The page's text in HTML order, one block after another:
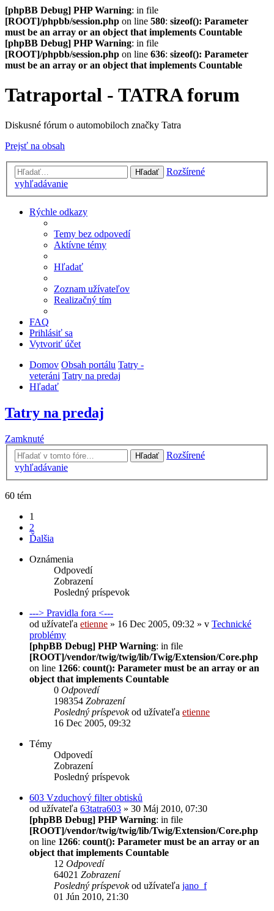
[phpBB Debug] PHP Warning: in file
[ROOT]/phpbb/session.php on line 580: sizeof(): Parameter
must be an array or an object that implements Countable
[phpBB Debug] PHP Warning: in file
[ROOT]/phpbb/session.php on line 636: sizeof(): Parameter
must be an array or an object that implements Countable
Tatraportal - TATRA forum
Diskusné fórum o automobiloch značky Tatra
Prejsť na obsah
Hľadať
Rozšírené
vyhľadávanie
Rýchle odkazy
Temy bez odpovedí
Aktívne témy
Hľadať
Zoznam užívateľov
Realizačný tím
FAQ
Prihlásiť sa
Vytvoriť účet
Domov Obsah portálu Tatry -
veteráni Tatry na predaj
Hľadať
Tatry na predaj
Zamknuté
Hľadať
Rozšírené
vyhľadávanie
60 tém
1
2
Ďalšia
Oznámenia
Odpovedí
Zobrazení
Posledný príspevok
---> Pravidla fora <---
od užívateľa etienne » 16 Dec 2005, 09:32 » v Technické
problémy
[phpBB Debug] PHP Warning: in file
[ROOT]/vendor/twig/twig/lib/Twig/Extension/Core.php
on line 1266: count(): Parameter must be an array or an
object that implements Countable
0 Odpovedí
198354 Zobrazení
Posledný príspevokod užívateľa etienne
16 Dec 2005, 09:32
Témy
Odpovedí
Zobrazení
Posledný príspevok
603 Vzduchový filter obtisků
od užívateľa 63tatra603 » 30 Máj 2010, 07:30
[phpBB Debug] PHP Warning: in file
[ROOT]/vendor/twig/twig/lib/Twig/Extension/Core.php
on line 1266: count(): Parameter must be an array or an
object that implements Countable
12 Odpovedí
64021 Zobrazení
Posledný príspevokod užívateľa jano_f
01 Jún 2010, 21:30